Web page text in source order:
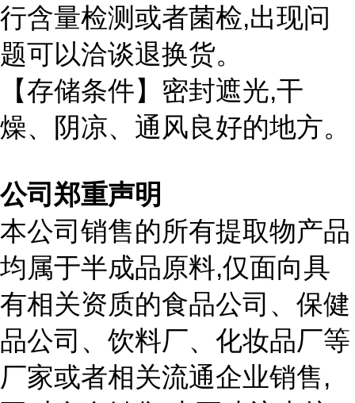
行含量检测或者菌检,出现问
题可以洽谈退换货。
【存储条件】密封遮光,干
燥、阴凉、通风良好的地方。
公司郑重声明
本公司销售的所有提取物产品
均属于半成品原料,仅面向具
有相关资质的食品公司、保健
品公司、饮料厂、化妆品厂等
厂家或者相关流通企业销售,